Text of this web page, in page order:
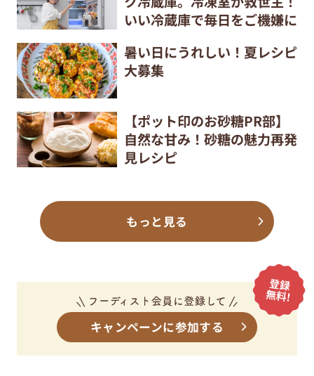
いい冷蔵庫で毎日をご機嫌に
暑い日にうれしい！夏レシピ
大募集
【ポット印のお砂糖PR部】
自然な甘み！砂糖の魅力再発
見レシピ
もっと見る
キャンペーンに参加する